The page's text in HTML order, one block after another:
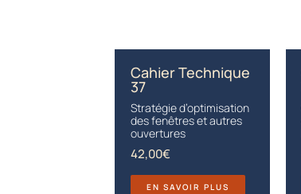
Cahier Technique
37
Stratégie d’optimisation
des fenêtres et autres
ouvertures
42,00€
EN SAVOIR PLUS